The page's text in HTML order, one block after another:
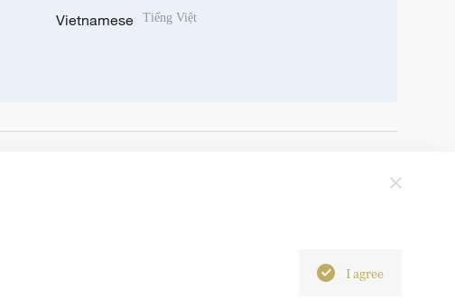
Vietnamese Tiếng Việt
I agree